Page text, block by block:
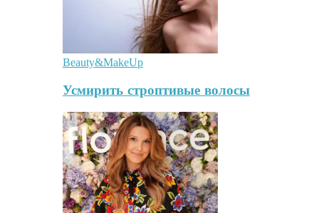
Beauty&MakeUp
Усмирить строптивые волосы